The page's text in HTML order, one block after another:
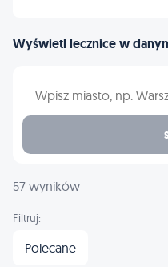
Wyświetl lecznice w
57 wyników
Filtruj:
Polecane